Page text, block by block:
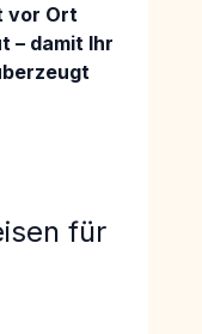
vor Ort
– damit Ihr
für